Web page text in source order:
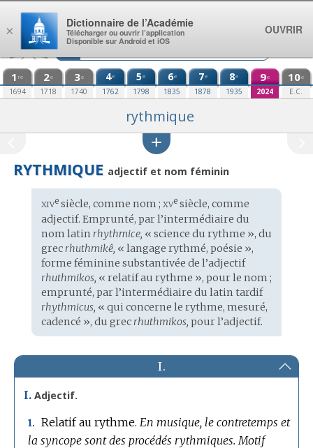
Aller au contenu
1 re
1694
2e
1718
3e
1740
4e
1762
5e
1798
6e
1835
7e
1878
8e
1935
9e
2024
10e
E.C.
rythmique
RYTHMIQUE adjectif et nom féminin
Étymologie
:
xivesiècle, comme nom ; xvesiècle, comme
adjectif. Emprunté, par l’intermédiaire du
nom latin rhythmice, « science du rythme », du
grecrhuthmikê, « langage rythmé, poésie »,
forme féminine substantivée de l’adjectif
rhuthmikos, « relatif au rythme », pour le nom ;
emprunté, par l’intermédiaire du latin tardif
rhythmicus, « qui concerne le rythme, mesuré,
cadencé », du grecrhuthmikos, pour l’adjectif.
I.
I. Adjectif.
1. Relatif au rythme. En musique, le contretemps et
la syncope sont des procédés rythmiques. Motif
×
Dictionnaire de l’Académie
Télécharger ou ouvrir l’application
Disponible sur Android et iOS
OUVRIR